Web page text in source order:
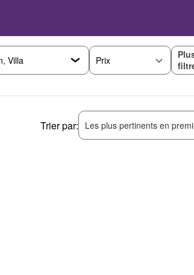
Prix
Trier par: Les plus pertinents en